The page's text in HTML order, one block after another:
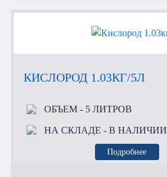
КИСЛОРОД 1.03КГ/5Л
ОБЪЕМ- 5 ЛИТРОВ
НА СКЛАДЕ - В НАЛИЧИИ
Подробнее